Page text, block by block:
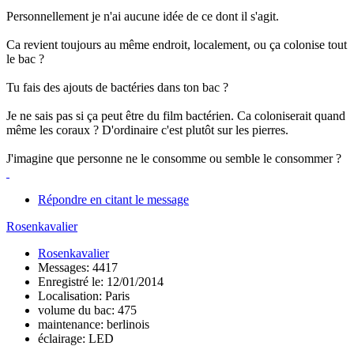
Personnellement je n'ai aucune idée de ce dont il s'agit.
Ca revient toujours au même endroit, localement, ou ça colonise tout
le bac ?
Tu fais des ajouts de bactéries dans ton bac ?
Je ne sais pas si ça peut être du film bactérien. Ca coloniserait quand
même les coraux ? D'ordinaire c'est plutôt sur les pierres.
J'imagine que personne ne le consomme ou semble le consommer ?
Répondre en citant le message
Rosenkavalier
Rosenkavalier
Messages: 4417
Enregistré le: 12/01/2014
Localisation: Paris
volume du bac: 475
maintenance: berlinois
éclairage: LED